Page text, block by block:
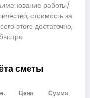
работы/
стоимость за
этого достаточно,
сметы
Цена
Сумма